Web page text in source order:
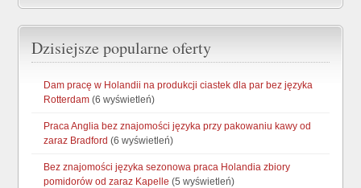
Dzisiejsze popularne oferty
Dam pracę w Holandii na produkcji ciastek dla par bez języka
Rotterdam (6 wyświetleń)
Praca Anglia bez znajomości języka przy pakowaniu kawy od
zaraz Bradford (6 wyświetleń)
Bez znajomości języka sezonowa praca Holandia zbiory
pomidorów od zaraz Kapelle (5 wyświetleń)